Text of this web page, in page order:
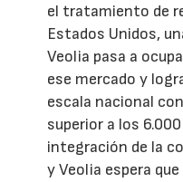
el tratamiento de
Estados Unidos,
Veolia pasa a
ese mercado y
escala nacional
superior a los
integración de la
y Veolia espera